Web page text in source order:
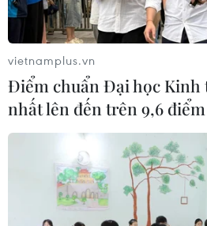
vietnamplus.vn
Điểm chuẩn Đại học Kinh
nhất lên đến trên 9,6